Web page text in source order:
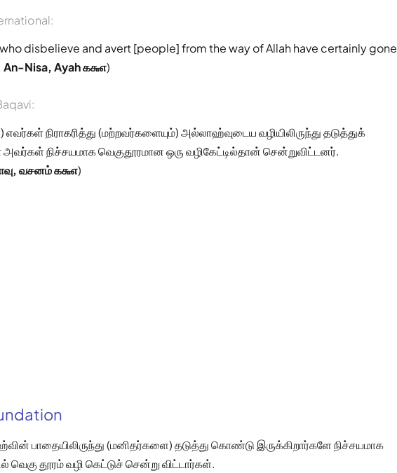
disbelieve and avert [people] from the way of Allah have certainly gone
An-Nisa, Ayah ௧௬௭)
நிராகரித்து (மற்றவர்களையும்) அல்லாஹ்வுடைய வழியிலிருந்து தடுத்துக்
நிச்சயமாக வெகுதூரமான ஒரு வழிகேட்டில்தான் சென்றுவிட்டனர்.
வசனம் ௧௬௭)
பாதையிலிருந்து (மனிதர்களை) தடுத்து கொண்டு இருக்கிறார்களே நிச்சயமாக
வெகு தூரம் வழி கெட்டுச் சென்று விட்டார்கள்.